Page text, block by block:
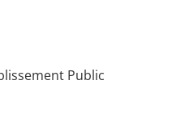
Public